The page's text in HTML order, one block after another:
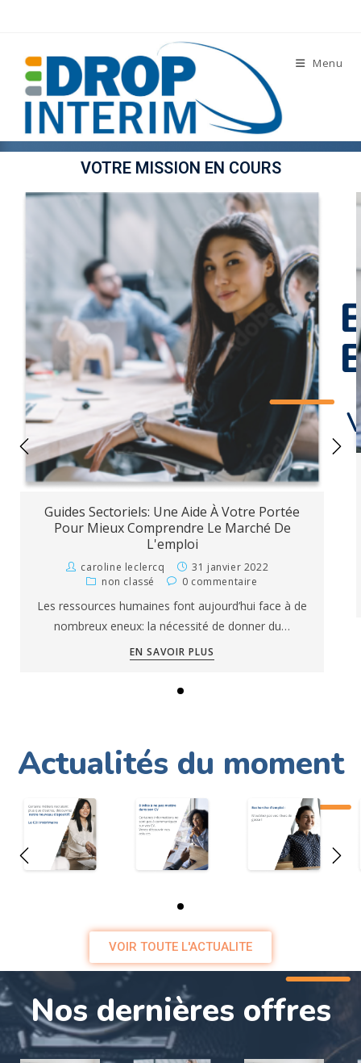
Menu
VOTRE MISSION EN COURS
Guides Sectoriels: Une Aide À Votre Portée
Pour Mieux Comprendre Le Marché De
L'emploi
caroline leclercq
31 janvier 2022
non classé
0 commentaire
Les ressources humaines font aujourd’hui face à de
nombreux eneux: la nécessité de donner du…
EN SAVOIR PLUS
Actualités du moment
VOIR TOUTE L'ACTUALITE
Nos dernières offres